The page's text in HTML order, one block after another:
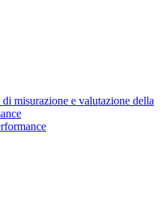
di misurazione e valutazione della